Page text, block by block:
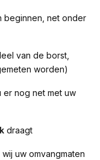
beginnen, net onder
van de borst,
worden)
er nog net met uw
draagt
uw omvangmaten